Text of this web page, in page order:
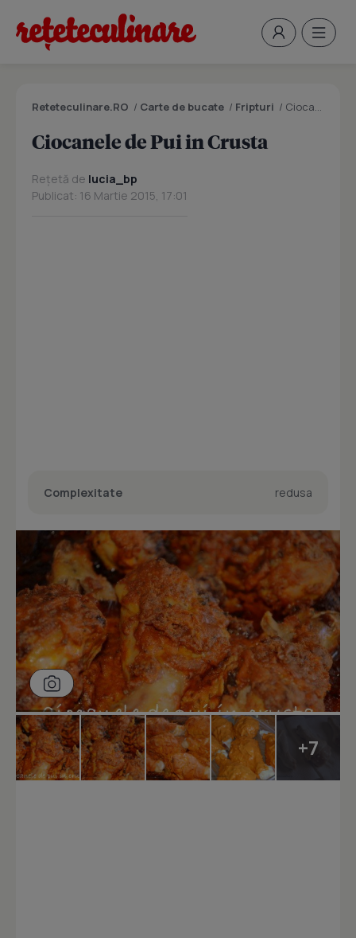
Reteteculinare.RO / Carte de bucate / Fripturi / Ciocanele de Pui in Crusta
Ciocanele de Pui in Crusta
Rețetă de lucia_bp
Publicat: 16 Martie 2015, 17:01
Complexitate redusa
+7